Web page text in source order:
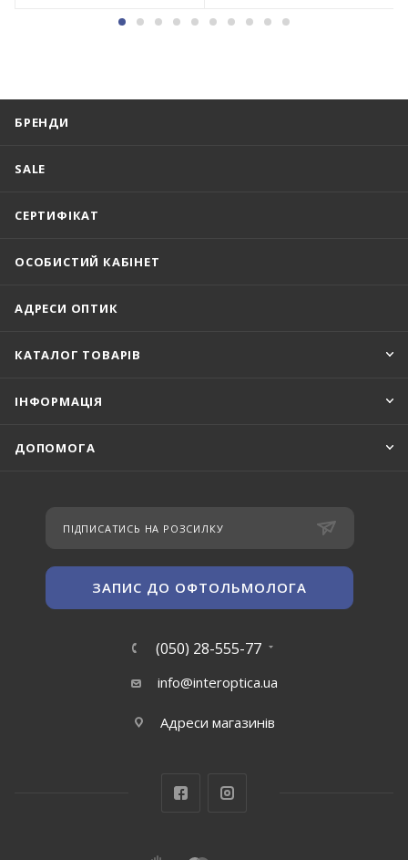
БРЕНДИ
SALE
СЕРТИФІКАТ
ОСОБИСТИЙ КАБІНЕТ
АДРЕСИ ОПТИК
КАТАЛОГ ТОВАРІВ
ІНФОРМАЦІЯ
ДОПОМОГА
ПІДПИСАТИСЬ НА РОЗСИЛКУ
ЗАПИС ДО ОФТОЛЬМОЛОГА
(050) 28-555-77
info@interoptica.ua
Адреси магазинів